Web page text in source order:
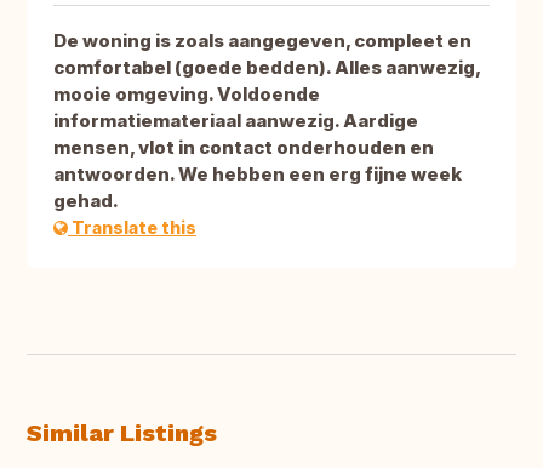
De woning is zoals aangegeven, compleet en
comfortabel (goede bedden). Alles aanwezig,
mooie omgeving. Voldoende
informatiemateriaal aanwezig. Aardige
mensen, vlot in contact onderhouden en
antwoorden. We hebben een erg fijne week
gehad.
Translate this
Similar Listings